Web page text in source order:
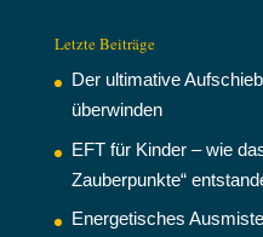
Letzte Beiträge
Der ultimative
überwinden
EFT für Kinder – wie
Zauberpunkte“
Energetisches